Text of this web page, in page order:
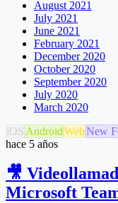
August 2021
July 2021
June 2021
February 2021
December 2020
October 2020
September 2020
July 2020
March 2020
iOS AndroidWebNew
hace 5 años
🎥
Microsoft